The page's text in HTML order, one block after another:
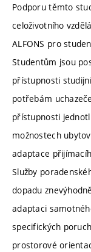
Podporu těmto
celoživotního
ALFONS pro
Studentům jsou
přístupnosti
potřebám
přístupnosti
možnostech
adaptace
Služby
dopadu
adaptaci
specifických
prostorové